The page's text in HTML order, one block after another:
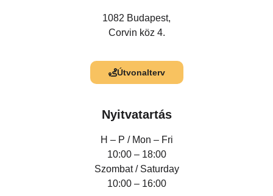
1082 Budapest,
Corvin köz 4.
Útvonalterv
Nyitvatartás
H – P / Mon – Fri
10:00 – 18:00
Szombat / Saturday
10:00 – 16:00